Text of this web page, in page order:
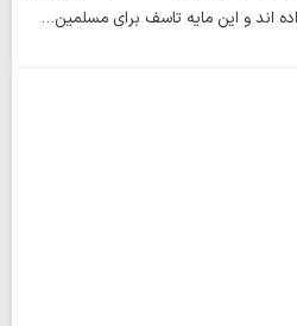
اند و این مایه تاسف برای مسلمین…